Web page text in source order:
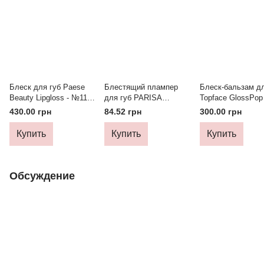
Блеск для губ Paese
Beauty Lipgloss - №11
(Icing Glow)
430.00 грн
Купить
Блестящий плампер
для губ PARISA
Lipgloss Crazy Plump -
№101 (Clear plump)
84.52 грн
Купить
Блеск-бальзам
Topface
Butter Balm
№01 (Vanilla
300.00 грн
Купить
Обсуждение